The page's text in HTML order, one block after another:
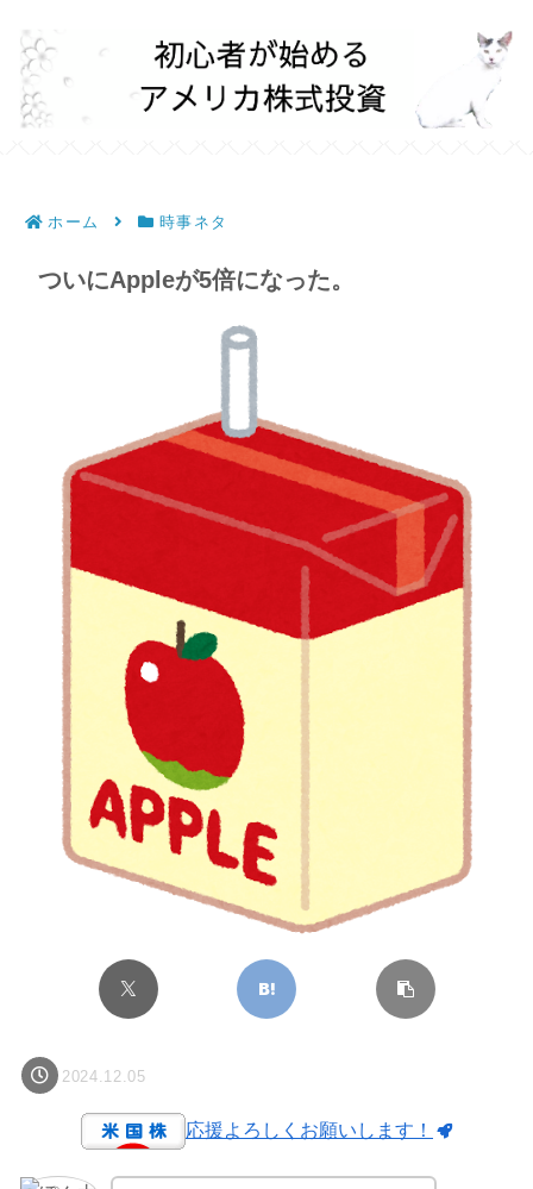
ホーム 時事ネタ
ついにAppleが5倍になった。
2024.12.05
応援よろしくお願いします！